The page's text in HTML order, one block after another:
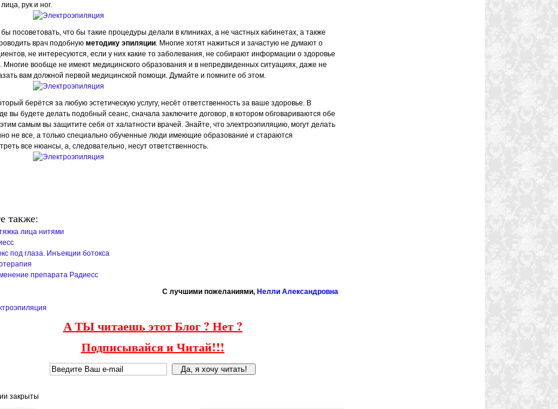
рук и ног.
посоветовать, что бы такие процедуры делали в клиниках, а не частных кабинетах, а также
врач подобную методику эпиляции. Многие хотят нажиться и зачастую не думают о
не интересуются, если у них какие то заболевания, не собирают информации о здоровье
Многие вообще не имеют медицинского образования и в непредвиденных ситуациях, даже не
вам должной первой медицинской помощи. Думайте и помните об этом.
берётся за любую эстетическую услугу, несёт ответственность за ваше здоровье. В
вы будете делать подобный сеанс, сначала заключите договор, в котором обговариваются обе
самым вы защитите себя от халатности врачей. Знайте, что электроэпиляцию, могут делать
не все, а только специально обученные люди имеющие образование и стараются
все нюансы, а, следовательно, несут ответственность.
также:
лица нитями
под глаза. Инъекции ботокса
препарата Радиесс
C лучшими пожеланиями, Нелли Александровна
А ТЫ читаешь этот Блог ? Нет ?
Подписывайся и Читай!!!
закрыты